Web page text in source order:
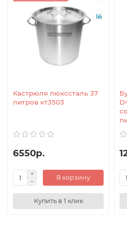
Кастрюля люкссталь 37
литров кт3503
6550р.
В корзину
Купить в 1 клик